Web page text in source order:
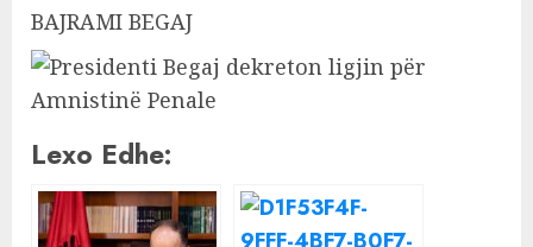
BAJRAMI BEGAJ
Lexo Edhe: